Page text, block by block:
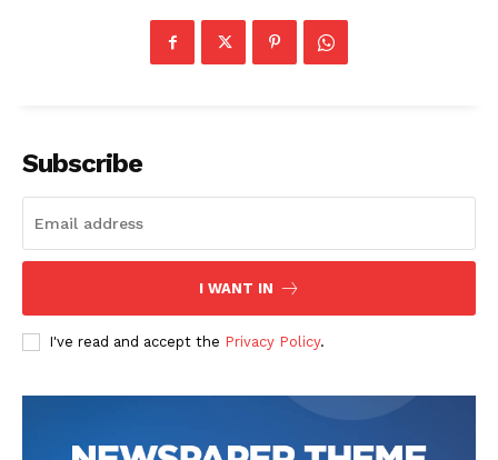
Subscribe
I WANT IN
I've read and accept the Privacy Policy.